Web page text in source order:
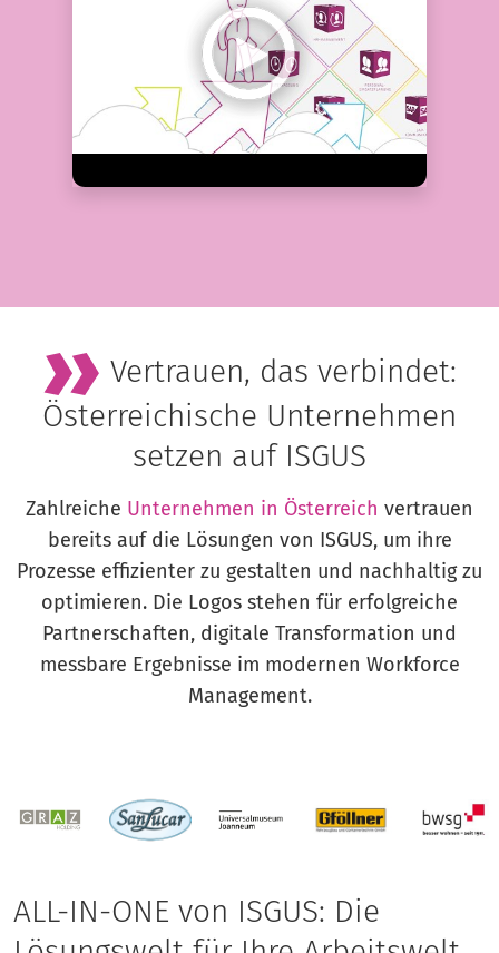
Vertrauen, das verbindet:
Österreichische Unternehmen
setzen auf ISGUS
Zahlreiche Unternehmen in Österreich vertrauen
bereits auf die Lösungen von ISGUS, um ihre
Prozesse effizienter zu gestalten und nachhaltig zu
optimieren. Die Logos stehen für erfolgreiche
Partnerschaften, digitale Transformation und
messbare Ergebnisse im modernen Workforce
Management.
ALL-IN-ONE von ISGUS: Die